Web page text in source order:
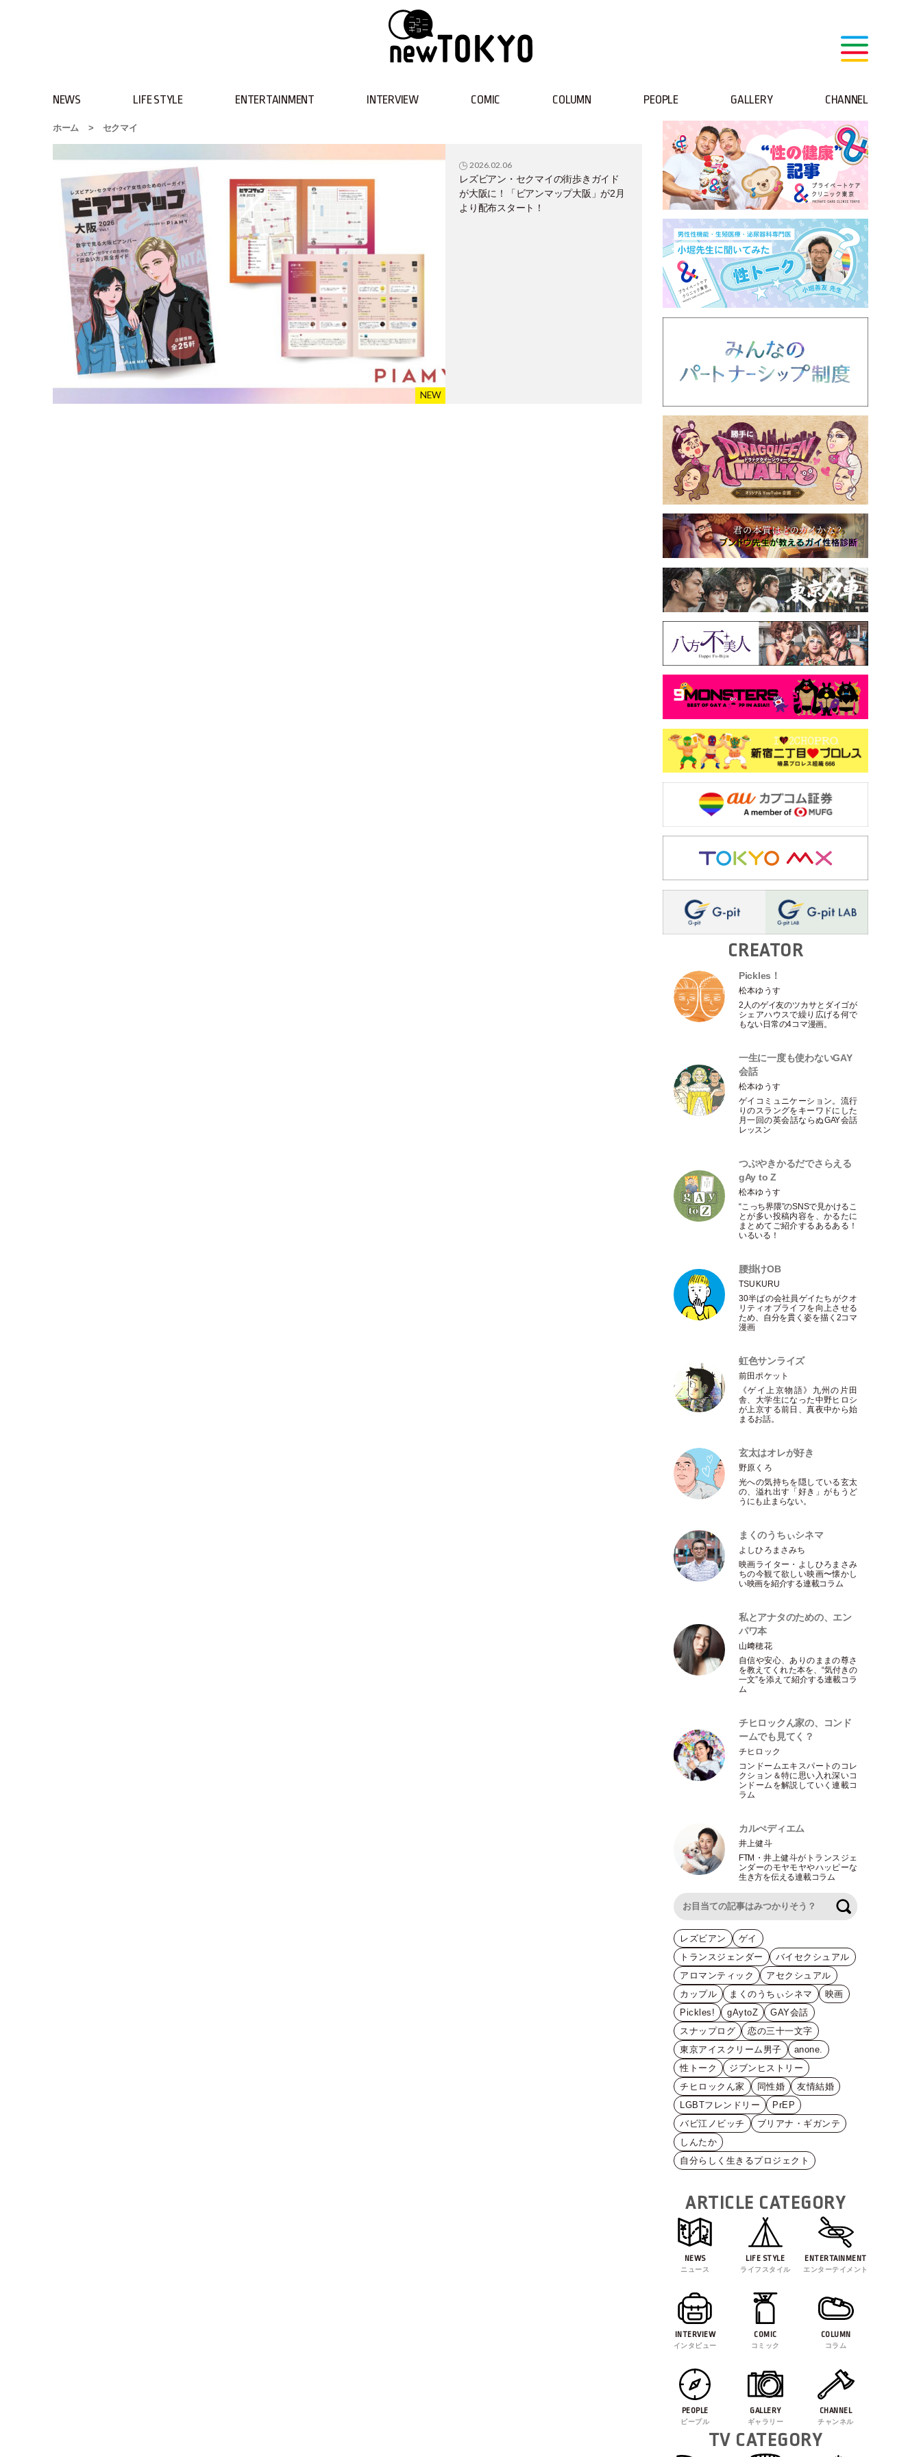
NEWS LIFE STYLE ENTERTAINMENT INTERVIEW COMIC COLUMN PEOPLE GALLERY CHANNEL
ホーム > セクマイ
2026.02.06
レズビアン・セクマイの街歩きガイド
が大阪に！「ビアンマップ大阪」が2月
より配布スタート！
CREATOR
Pickles！
松本ゆうす
2人のゲイ友のツカサとダイゴが
シェアハウスで繰り広げる何で
もない日常の4コマ漫画。
一生に一度も使わないGAY
会話
松本ゆうす
ゲイコミュニケーション。流行
りのスラングをキーワドにした
月一回の英会話ならぬGAY会話
レッスン
つぶやきかるだでさらえる
gAy to Z
松本ゆうす
“こっち界隈”のSNSで見かけるこ
とが多い投稿内容を、かるたに
まとめてご紹介するあるある！
いるいる！
腰掛けOB
TSUKURU
30半ばの会社員ゲイたちがクオ
リティオブライフを向上させる
ため、自分を貫く姿を描く2コマ
漫画
虹色サンライズ
前田ポケット
《ゲイ上京物語》九州の片田
舎、大学生になった中野ヒロシ
が上京する前日、真夜中から始
まるお話。
玄太はオレが好き
野原くろ
光への気持ちを隠している玄太
の、溢れ出す 「好き 」がもうど
うにも止まらない。
まくのうちぃシネマ
よしひろまさみち
映画ライター ・ よしひろまさみ
ちの今観て欲しい映画〜懐かし
い映画を紹介する連載コラム
私とアナタのための、エン
パワ本
山﨑穂花
自信や安心、ありのままの尊さ
を教えてくれた本を、“気付きの
一文”を添えて紹介する連載コラ
ム
チヒロックん家の、コンド
ームでも見てく？
チヒロック
コンドームエキスパートのコレ
クション＆特に思い入れ深いコ
ンドームを解説していく連載コ
ラム
カルぺディエム
井上健斗
FTM ・井上健斗がトランスジェ
ンダーのモヤモヤやハッピーな
生き方を伝える連載コラム
レズビアン
ゲイ
トランスジェンダー
バイセクシュアル
アロマンティック
アセクシュアル
カップル
まくのうちぃシネマ
映画
Pickles!
gAytoZ
GAY会話
スナップログ
恋の三十一文字
東京アイスクリーム男子
anone.
性トーク
ジブンヒストリー
チヒロックん家
同性婚
友情結婚
LGBTフレンドリー
PrEP
バビ江ノビッチ
ブリアナ・ギガンテ
しんたか
自分らしく生きるプロジェクト
ARTICLE CATEGORY
NEWS
ニュース
LIFE STYLE
ライフスタイル
ENTERTAINMENT
エンターテイメント
INTERVIEW
インタビュー
COMIC
コミック
COLUMN
コラム
PEOPLE
ピープル
GALLERY
ギャラリー
CHANNEL
チャンネル
TV CATEGORY